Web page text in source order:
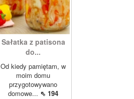
Sałatka z patisona
do...
Od kiedy pamiętam, w
moim domu
przygotowywano
domowe... ⇖ 194